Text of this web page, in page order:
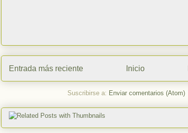
Entrada más reciente Inicio
Suscribirse a: Enviar comentarios (Atom)